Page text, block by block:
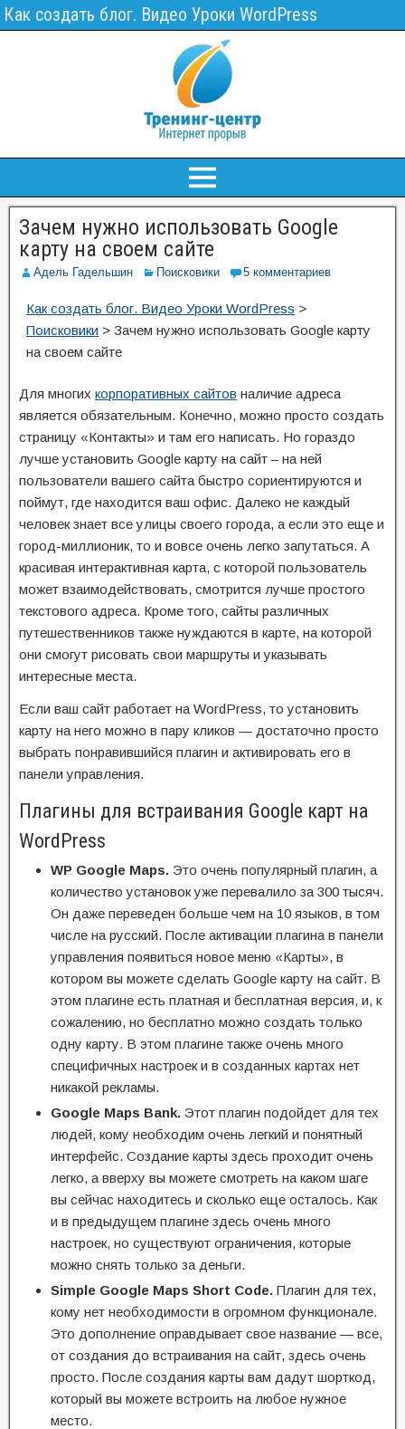
Как создать блог. Видео Уроки WordPress
Зачем нужно использовать Google
карту на своем сайте
Адель Гадельшин Поисковики 5 комментариев
Как создать блог. Видео Уроки WordPress >
Поисковики > Зачем нужно использовать Google карту
на своем сайте
Для многих корпоративных сайтов наличие адреса
является обязательным. Конечно, можно просто создать
страницу «Контакты» и там его написать. Но гораздо
лучше установить Google карту на сайт – на ней
пользователи вашего сайта быстро сориентируются и
поймут, где находится ваш офис. Далеко не каждый
человек знает все улицы своего города, а если это еще и
город-миллионик, то и вовсе очень легко запутаться. А
красивая интерактивная карта, с которой пользователь
может взаимодействовать, смотрится лучше простого
текстового адреса. Кроме того, сайты различных
путешественников также нуждаются в карте, на которой
они смогут рисовать свои маршруты и указывать
интересные места.
Если ваш сайт работает на WordPress, то установить
карту на него можно в пару кликов — достаточно просто
выбрать понравившийся плагин и активировать его в
панели управления.
Плагины для встраивания Google карт на
WordPress
WP Google Maps. Это очень популярный плагин, а
количество установок уже перевалило за 300 тысяч.
Он даже переведен больше чем на 10 языков, в том
числе на русский. После активации плагина в панели
управления появиться новое меню «Карты», в
котором вы можете сделать Google карту на сайт. В
этом плагине есть платная и бесплатная версия, и, к
сожалению, но бесплатно можно создать только
одну карту. В этом плагине также очень много
специфичных настроек и в созданных картах нет
никакой рекламы.
Google Maps Bank. Этот плагин подойдет для тех
людей, кому необходим очень легкий и понятный
интерфейс. Создание карты здесь проходит очень
легко, а вверху вы можете смотреть на каком шаге
вы сейчас находитесь и сколько еще осталось. Как
и в предыдущем плагине здесь очень много
настроек, но существуют ограничения, которые
можно снять только за деньги.
Simple Google Maps Short Code. Плагин для тех,
кому нет необходимости в огромном функционале.
Это дополнение оправдывает свое название — все,
от создания до встраивания на сайт, здесь очень
просто. После создания карты вам дадут шорткод,
который вы можете встроить на любое нужное
место.